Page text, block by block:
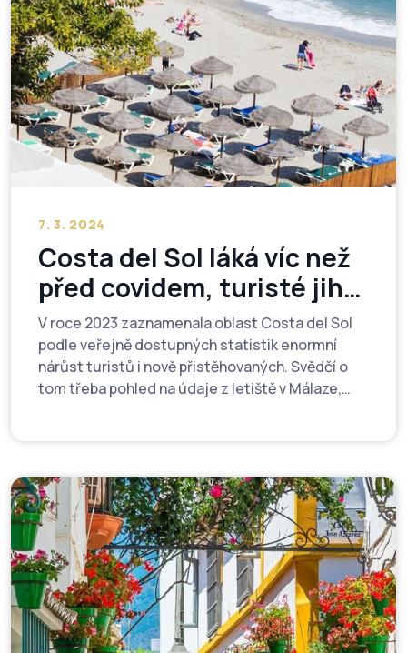
7. 3. 2024
Costa del Sol láká víc než
před covidem, turisté jih
Španělska milují
V roce 2023 zaznamenala oblast Costa del Sol
podle veřejně dostupných statistik enormní
nárůst turistů i nově přistěhovaných. Svědčí o
tom třeba pohled na údaje z letiště v Málaze,
dodejme, že dosavadní maximum z roku 2019
činilo 12,02 milionů. „Jasný vzkaz i pro majitele
investičních nemovitostí, že turisté jih
Španělska vyhledávají dokonce ještě víc, než
před covidovou pandemií,“ komentuje
spolumajitel realitní kanceláře Viva España
Viktor Margita.